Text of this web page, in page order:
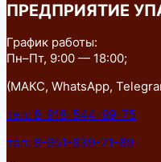
ПРЕДПРИЯТИЕ
График работы:
Пн–Пт, 9:00 — 18:00;
(МАКС, WhatsApp,
тел: 8-918-544-99-75
тел: 8-951-839-71-89